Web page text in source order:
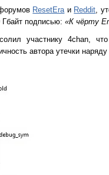
ResetEraи Reddit,
подписью: «К чёрту
участнику 4chan,
автора утечки